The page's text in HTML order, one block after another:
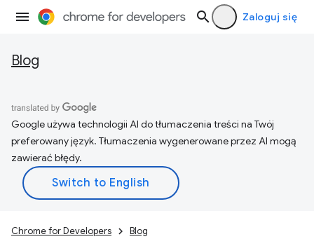
Zaloguj się
Blog
Google używa technologii AI do tłumaczenia treści na Twój
preferowany język. Tłumaczenia wygenerowane przez AI mogą
zawierać błędy.
Chrome for Developers Blog